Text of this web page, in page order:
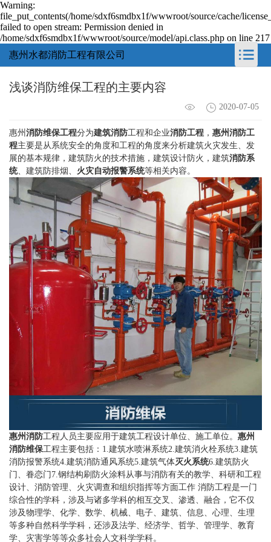
Warning:
file_put_contents(/home/sdxf6smdbx1f/wwwroot/source/cache/
failed to open stream: Permission denied in
/home/sdxf6smdbx1f/wwwroot/source/model/api.class.php on line 217
惠州水都消防工程有限公司
浅谈消防维保工程的主要内容
2020-07-05
惠州 消防维保工程分为建筑消防工程和企业消防工程 ， 惠州消防工
程主要是从系统安全的角度和工程的角度来分析建筑火灾发生、发
展的基本规律，建筑防火的技术措施，建筑设计防火，建筑消防系
统、建筑防排烟、 火灾自动报警系统等相关内容。
惠州消防工程人员主要应用于建筑工程设计单位、施工单位。 惠州
消防维保工程主要包括：1.建筑水喷淋系统2.建筑消火栓系统3.建筑
消防报警系统4.建筑消防通风系统5.建筑气体灭火系统6.建筑防火
门、眷恋门7.钢结构刷防火涂料从事与消防有关的教学、科研和工程
设计、消防管理、火灾调查和组织指挥等方面工作 消防工程是一门
综合性的学科，涉及与诸多学科的相互交叉、渗透、融合，它不仅
涉及物理学、化学、数学、机械、电子、建筑、信息、心理、生理
等多种自然科学学科，还涉及法学、经济学、哲学、管理学、教育
学、灾害学等等众多社会人文科学学科。